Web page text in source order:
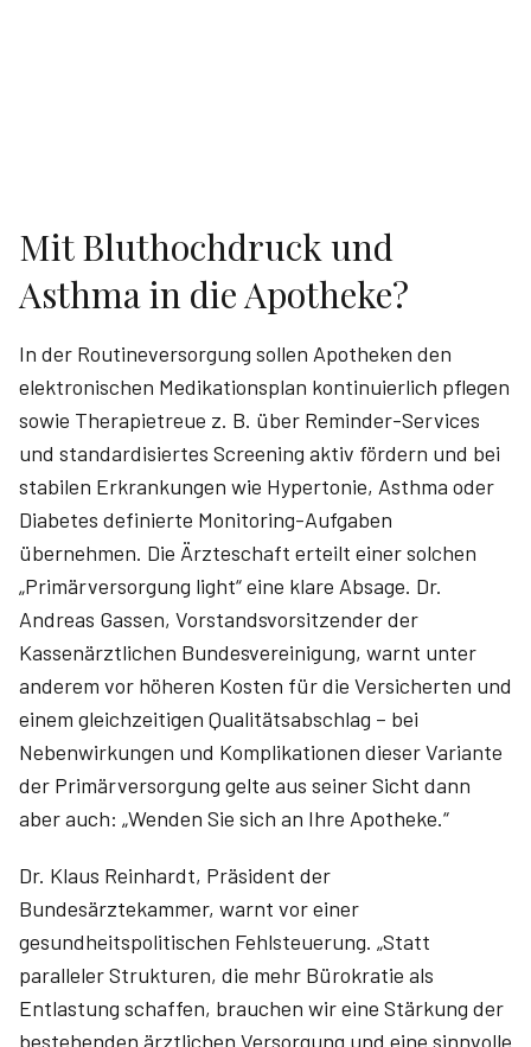
Mit Bluthochdruck und
Asthma in die Apotheke?
In der Routineversorgung sollen Apotheken den
elektronischen Medikationsplan kontinuierlich pflegen
sowie Therapietreue z. B. über Reminder-Services
und standardisiertes Screening aktiv fördern und bei
stabilen Erkrankungen wie Hypertonie, Asthma oder
Diabetes definierte Monitoring-Aufgaben
übernehmen. Die Ärzteschaft erteilt einer solchen
„Primärversorgung light“ eine klare Absage. Dr.
Andreas Gassen, Vorstandsvorsitzender der
Kassenärztlichen Bundesvereinigung, warnt unter
anderem vor höheren Kosten für die Versicherten und
einem gleichzeitigen Qualitätsabschlag – bei
Nebenwirkungen und Komplikationen dieser Variante
der Primärversorgung gelte aus seiner Sicht dann
aber auch: „Wenden Sie sich an Ihre Apotheke.“
Dr. Klaus Reinhardt, Präsident der
Bundesärztekammer, warnt vor einer
gesundheitspolitischen Fehlsteuerung. „Statt
paralleler Strukturen, die mehr Bürokratie als
Entlastung schaffen, brauchen wir eine Stärkung der
bestehenden ärztlichen Versorgung und eine sinnvolle